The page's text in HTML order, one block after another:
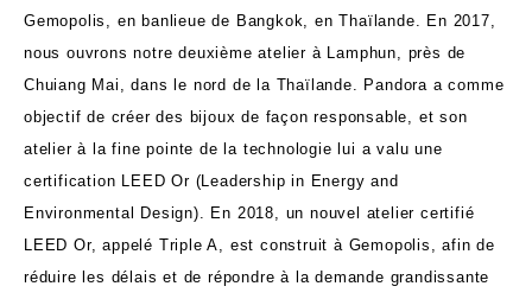
Gemopolis, en banlieue de Bangkok, en Thaïlande. En 2017,
nous ouvrons notre deuxième atelier à Lamphun, près de
Chuiang Mai, dans le nord de la Thaïlande. Pandora a comme
objectif de créer des bijoux de façon responsable, et son
atelier à la fine pointe de la technologie lui a valu une
certification LEED Or (Leadership in Energy and
Environmental Design). En 2018, un nouvel atelier certifié
LEED Or, appelé Triple A, est construit à Gemopolis, afin de
réduire les délais et de répondre à la demande grandissante